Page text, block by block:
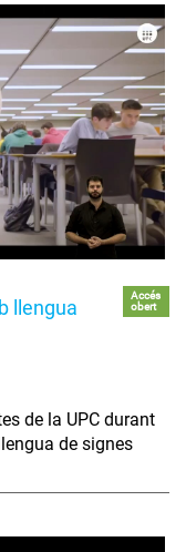
llengua
Accés
obert
de la UPC durant
de signes